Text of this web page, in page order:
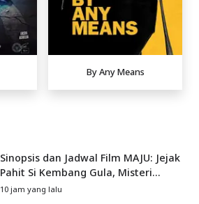
By Any Means
Sinopsis dan Jadwal Film MAJU: Jejak
Pahit Si Kembang Gula, Misteri
Hilangnya Bagas di Lokasi Jambore
10 jam yang lalu